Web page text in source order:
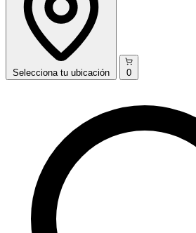
Selecciona tu ubicación 0